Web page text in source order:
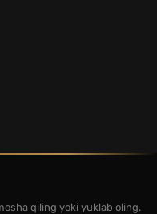
qiling yoki yuklab oling.